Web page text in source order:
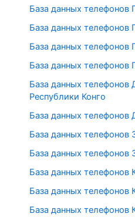
База данных телефонов
База данных телефонов
База данных телефонов
База данных телефонов
База данных телефонов
Республики Конго
База данных телефонов
База данных телефонов
База данных телефонов
База данных телефонов
База данных телефонов
База данных телефонов